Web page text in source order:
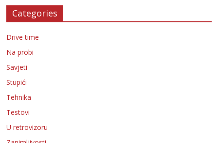
Categories
Drive time
Na probi
Savjeti
Stupići
Tehnika
Testovi
U retrovizoru